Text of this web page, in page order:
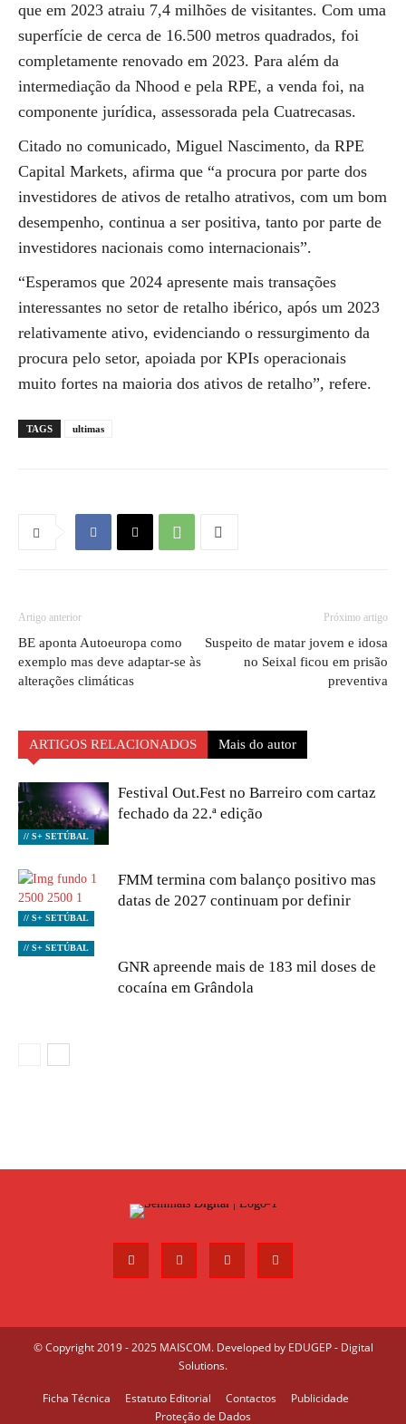
que em 2023 atraiu 7,4 milhões de visitantes. Com uma
superfície de cerca de 16.500 metros quadrados, foi
completamente renovado em 2023. Para além da
intermediação da Nhood e pela RPE, a venda foi, na
componente jurídica, assessorada pela Cuatrecasas.
Citado no comunicado, Miguel Nascimento, da RPE
Capital Markets, afirma que “a procura por parte dos
investidores de ativos de retalho atrativos, com um bom
desempenho, continua a ser positiva, tanto por parte de
investidores nacionais como internacionais”.
“Esperamos que 2024 apresente mais transações
interessantes no setor de retalho ibérico, após um 2023
relativamente ativo, evidenciando o ressurgimento da
procura pelo setor, apoiada por KPIs operacionais
muito fortes na maioria dos ativos de retalho”, refere.
TAGS ultimas
Artigo anterior
BE aponta Autoeuropa como
exemplo mas deve adaptar-se às
alterações climáticas
Próximo artigo
Suspeito de matar jovem e idosa
no Seixal ficou em prisão
preventiva
ARTIGOS RELACIONADOS Mais do autor
// S+ SETÚBAL
Festival Out.Fest no Barreiro com cartaz
fechado da 22.ª edição
// S+ SETÚBAL
FMM termina com balanço positivo mas
datas de 2027 continuam por definir
// S+ SETÚBAL
GNR apreende mais de 183 mil doses de
cocaína em Grândola
© Copyright 2019 - 2025 MAISCOM. Developed by EDUGEP - Digital
Solutions.
Ficha Técnica Estatuto Editorial Contactos
Publicidade
Proteção de Dados